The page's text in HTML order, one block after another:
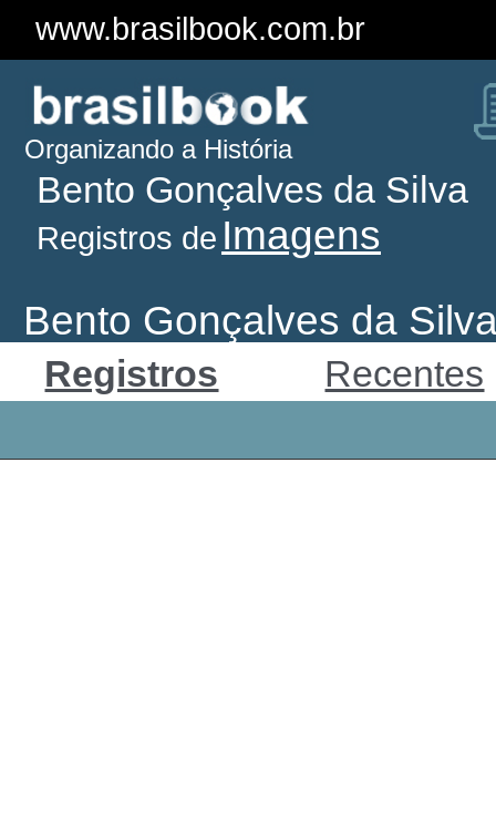
www.brasilbook.com.br
Organizando a História
Bento Gonçalves da Silva
Registros de Imagens
Bento Gonçalves da
Registros Recentes